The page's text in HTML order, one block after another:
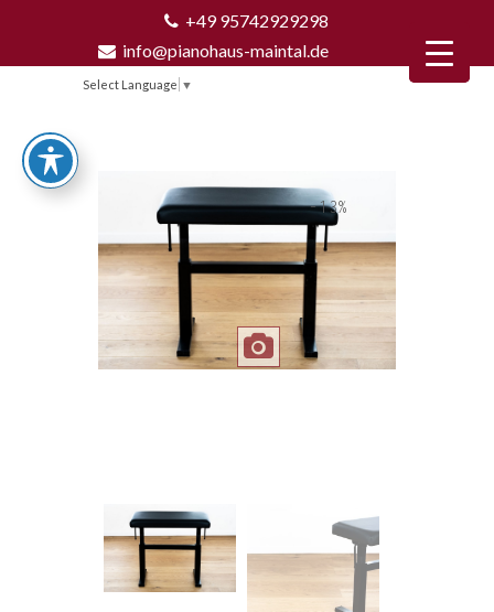
+49 95742929298
info@pianohaus-maintal.de
Select Language ▼
-13%